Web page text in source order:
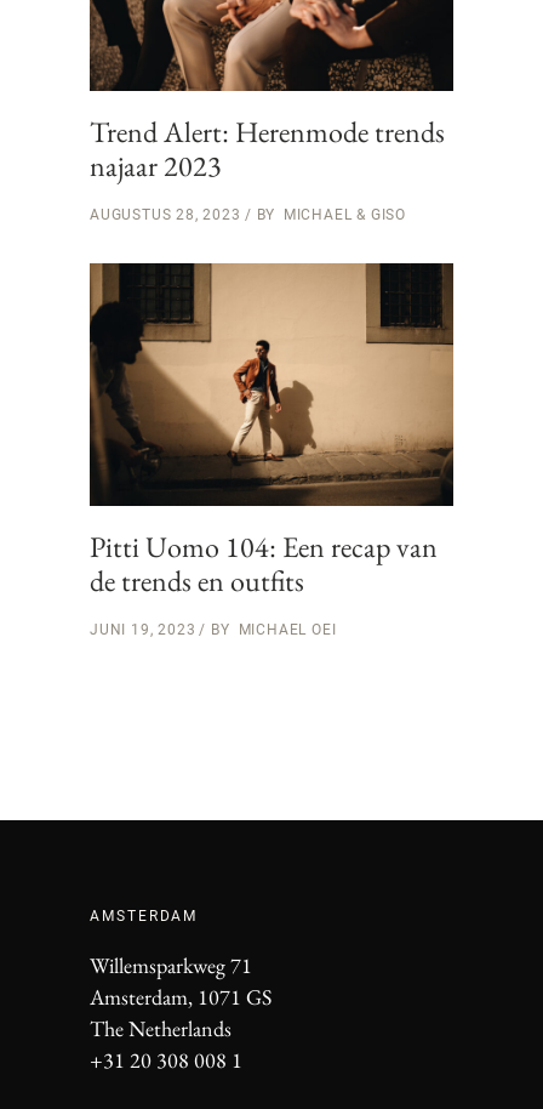
Trend Alert: Herenmode trends
najaar 2023
AUGUSTUS 28, 2023 BY MICHAEL & GISO
Pitti Uomo 104: Een recap van
de trends en outfits
JUNI 19, 2023 BY MICHAEL OEI
AMSTERDAM
Willemsparkweg 71
Amsterdam, 1071 GS
The Netherlands
+31 20 308 008 1